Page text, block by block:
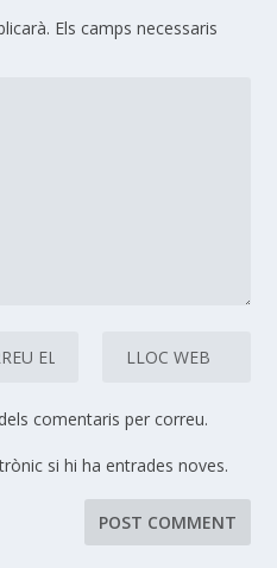
Els camps necessaris
comentaris per correu.
si hi ha entrades noves.